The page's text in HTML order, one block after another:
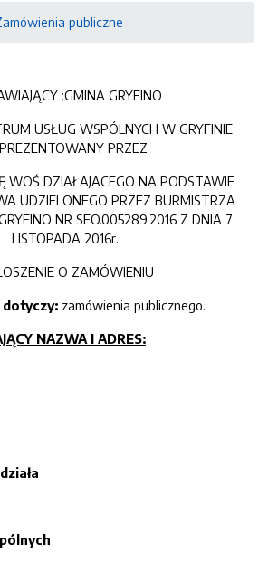
publiczne
:GMINA GRYFINO
USŁUG WSPÓLNYCH W GRYFINIE
PRZEZ
WOŚ DZIAŁAJACEGO NA PODSTAWIE
UDZIELONEGO PRZEZ BURMISTRZA
NR SEO.005289.2016 Z DNIA 7
LISTOPADA 2016r.
O ZAMÓWIENIU
dotyczy: zamówienia publicznego.
NAZWA I ADRES: